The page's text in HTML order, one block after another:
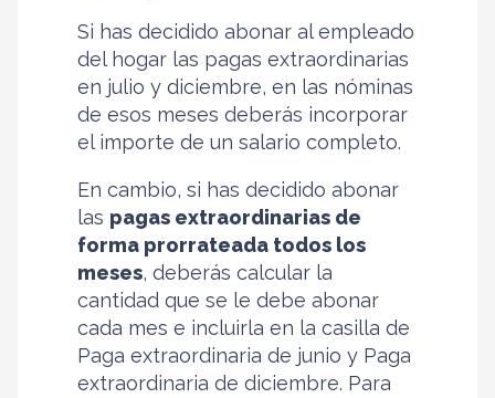
Si has decidido abonar al empleado
del hogar las pagas extraordinarias
en julio y diciembre, en las nóminas
de esos meses deberás incorporar
el importe de un salario completo.
En cambio, si has decidido abonar
las pagas extraordinarias de
forma prorrateada todos los
meses, deberás calcular la
cantidad que se le debe abonar
cada mes e incluirla en la casilla de
Paga extraordinaria de junio y Paga
extraordinaria de diciembre. Para